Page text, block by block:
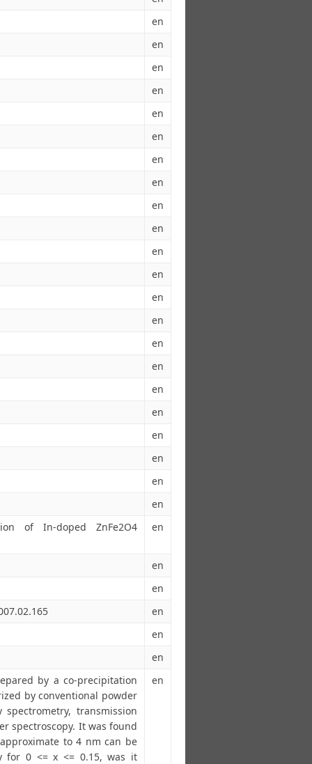
en
en
en
en
en
en
en
en
en
en
en
en
en
en
en
en
en
en
en
en
en
en
of In-doped ZnFe2O4
en
en
en
en
en
en
by a co-precipitation
by conventional powder
transmission
spectroscopy. It was found
to 4 nm can be
for 0 <= x <= 0.15, was it
en